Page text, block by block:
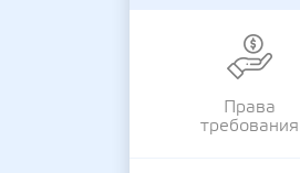
Права
требования